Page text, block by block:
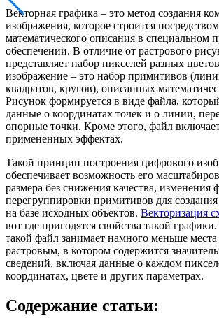
Векторная графика – это метод создания
изображения, которое строится
математического описания в специальном
обеспечении. В отличие от растрового
представляет набор пикселей разных
изображение – это набор примитивов
квадратов, кругов), описанных
Рисунок формируется в виде файла,
данные о координатах точек и о линии,
опорные точки. Кроме этого, файл
примененных эффектах.
Такой принцип построения цифрового
обеспечивает возможность его
размера без снижения качества, изменения
перегруппировки примитивов для
на базе исходных объектов. Векторизация
вот где пригодятся свойства такой
такой файл занимает намного меньше
растровым, в котором содержится
сведений, включая данные о каждом
координатах, цвете и других параметрах.
Содержание статьи: